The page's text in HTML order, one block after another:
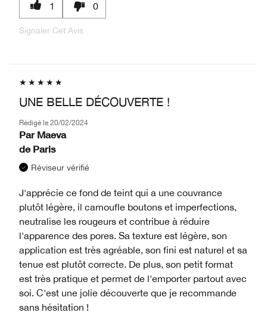
1 0
Signaler Cet Avis
UNE BELLE DÉCOUVERTE !
Rédigé le 20/02/2024
Par Maeva
de Paris
Réviseur vérifié
J'apprécie ce fond de teint qui a une couvrance
plutôt légère, il camoufle boutons et imperfections,
neutralise les rougeurs et contribue à réduire
l'apparence des pores. Sa texture est légère, son
application est très agréable, son fini est naturel et sa
tenue est plutôt correcte. De plus, son petit format
est très pratique et permet de l'emporter partout avec
soi. C'est une jolie découverte que je recommande
sans hésitation !